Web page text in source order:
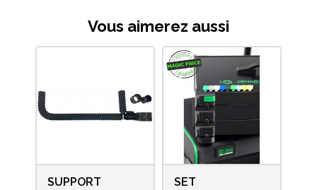
Vous aimerez aussi
SUPPORT
SET